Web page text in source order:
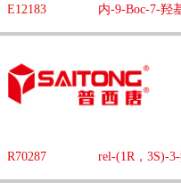
E12183 内-9-Boc-7-羟
R70287 rel-(1R，3S)-